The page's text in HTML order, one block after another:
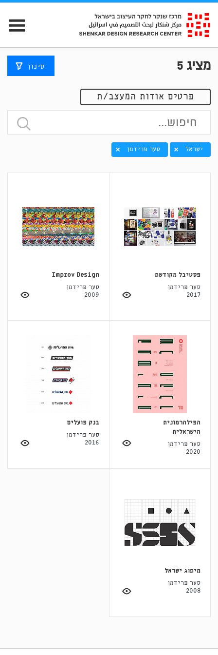
מציג 5 סינון
פרטים אודות המעצב/ת
ישראל סער פרידמן
פסטיבל מקודשת
סער פרידמן
2017
Improv Design
סער פרידמן
2009
הפילהרמונית
הישראלית
סער פרידמן
2020
בנק פועלים
סער פרידמן
2016
מיתוג ישראל
סער פרידמן
2008